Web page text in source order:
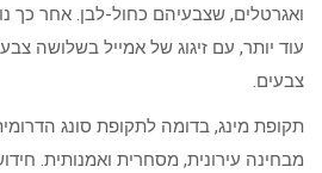
ואגרטלים, שצבעיהם כחול-לבן. אחר כך
עוד יותר, עם זיגוג של אמייל בשלושה
צבעים.
תקופת מינג, בדומה לתקופת סונג
מבחינה עירונית, מסחרית ואמנותית.